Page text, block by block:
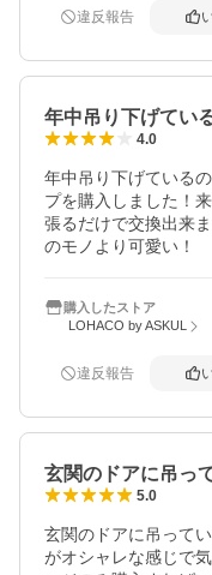
違反報告
年中吊り下げてい
4.0
年中吊り下げている
プを購入しました！
張るだけで交換出来
のモノより可愛い！
購入したストア
LOHACO by ASKUL
違反報告
玄関のドアに吊っ
5.0
玄関のドアに吊って
がオシャレな感じで